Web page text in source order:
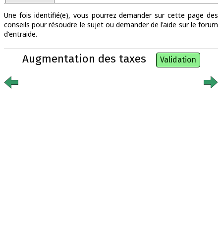
Une fois identifié(e), vous pourrez demander sur cette page des
conseils pour résoudre le sujet ou demander de l'aide sur le forum
d'entraide.
Augmentation des taxes Validation